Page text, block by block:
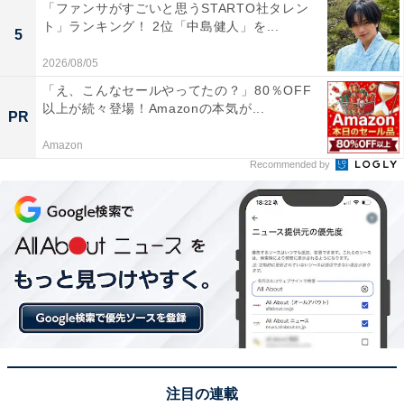
1位：スポーツ選手
1位は、スポーツ選手。2020年の調査から、3年連続で首
位をキープしました。2022年に行われた北京五輪（冬
季）など、スポーツ選手の活躍を目の当たりにするイベ
5
「ファンサがすごいと思うSTARTO社タレン
ト」ランキング！ 2位「中島健人」を...
2026/08/05
PR
「え、こんなセールやってたの？」80％OFF
以上が続々登場！Amazonの本気が...
Amazon
Recommended by
注目の連載